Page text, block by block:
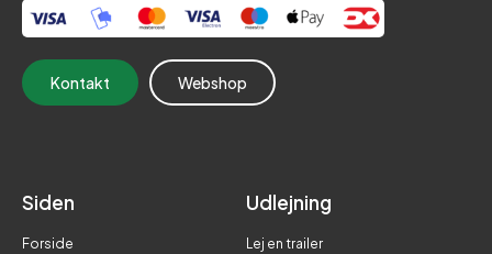
Kontakt Webshop
Siden
Forside
Udlejning
Lej en trailer